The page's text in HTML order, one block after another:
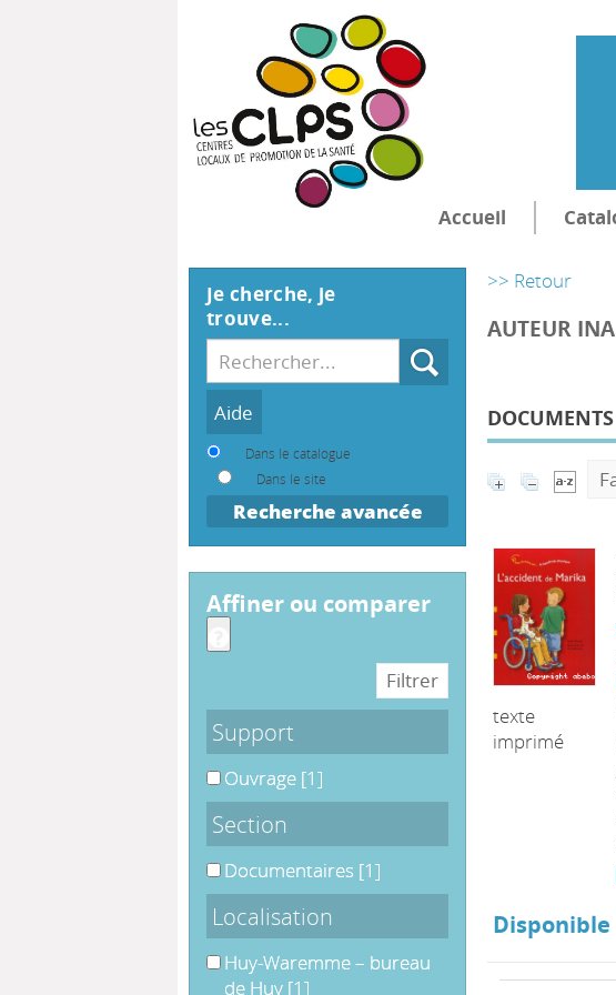
Accueil
>> Retour
AUTEUR
texte
imprimé
Disponible
Je cherche, je
trouve...
Recherche
Dans le catalogue
Dans le site
Recherche avancée
affiner ou comparer
Support
Ouvrage
Ouvrage [1]
Section
Documentaires
Documentaires [1]
Localisation
Huy-Waremme – bureau de Huy
Huy-Waremme – bureau
de Huy [1]